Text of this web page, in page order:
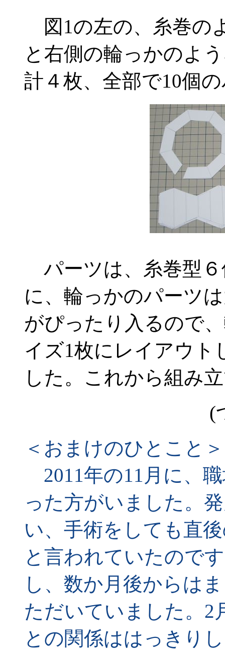
図1の左の、糸巻の
と右側の輪っかのよ
計４枚、全部で10個
パーツは、糸巻型
に、輪っかのパーツ
がぴったり入るので
イズ1枚にレイアウト
した。これから組み
(
＜おまけのひとこと＞
2011年の11月に、
った方がいました。
い、手術をしても直
と言われていたので
し、数か月後からは
ただいていました。2
との関係ははっきり